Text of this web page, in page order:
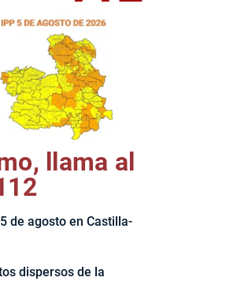
Emiliano García-
llama al
de agosto en Castilla-
dispersos de la